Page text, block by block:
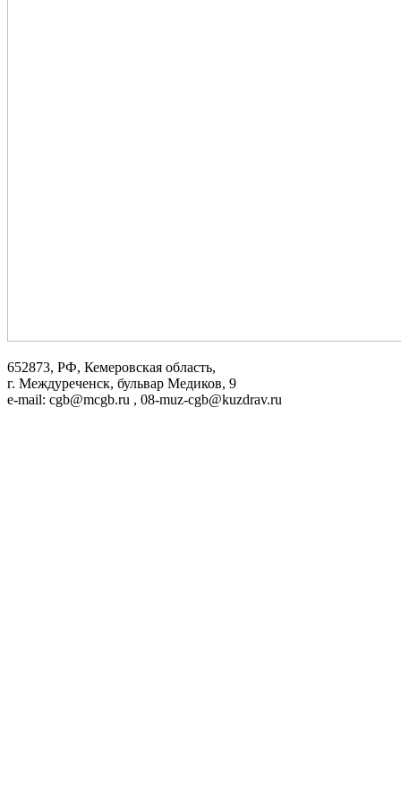
652873, РФ, Кемеровская область,
г. Междуреченск, бульвар Медиков, 9
e-mail: cgb@mcgb.ru , 08-muz-cgb@kuzdrav.ru